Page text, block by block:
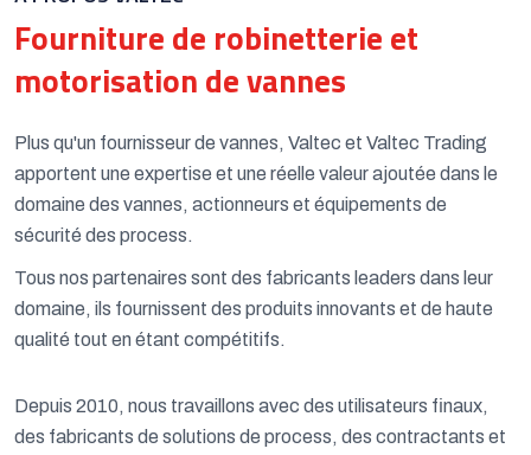
Fourniture de robinetterie et
motorisation de vannes
Plus qu'un fournisseur de vannes, Valtec et Valtec Trading
apportent une expertise et une réelle valeur ajoutée dans le
domaine des vannes, actionneurs et équipements de
sécurité des process.
Tous nos partenaires sont des fabricants leaders dans leur
domaine, ils fournissent des produits innovants et de haute
qualité tout en étant compétitifs.
Depuis 2010, nous travaillons avec des utilisateurs finaux,
des fabricants de solutions de process, des contractants et